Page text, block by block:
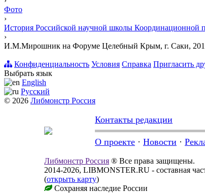
Фото
›
История Российской научной школы
›
И.М.Мирошник на Форуме Целебный Крым, г. Саки, 2011
Конфиденциальность Условия Справка Пригласить
Выбрать язык
English
Русский
© 2026 Либмонстр Россия
Контакты редакции
О проекте · Новости ·
Либмонстр Россия ® Все права защищены.
2014-2026, LIBMONSTER.RU - составная
(открыть карту)
Сохраняя наследие России